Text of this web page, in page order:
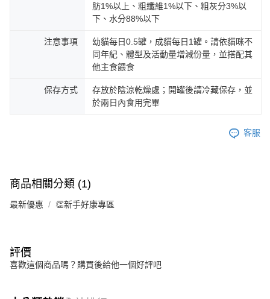
肪1%以上、粗纖維1%以下、粗灰分3%以
下、水分88%以下
注意事項
幼貓每日0.5罐，成貓每日1罐。請依貓咪不
同年紀、體型及活動量增減份量，並搭配其
他主食餵食
保存方式
存放於陰涼乾燥處；開罐後請冷藏保存，並
於兩日內食用完畢
客服
商品相關分類 (1)
最新優惠 👏新手好康專區
評價
喜歡這個商品嗎？購買後給他一個好評吧